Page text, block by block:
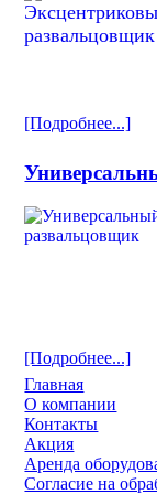
[Подробнее...]
[Подробнее...]
Главная
О компании
Контакты
Акция
Аренда
Согласие на